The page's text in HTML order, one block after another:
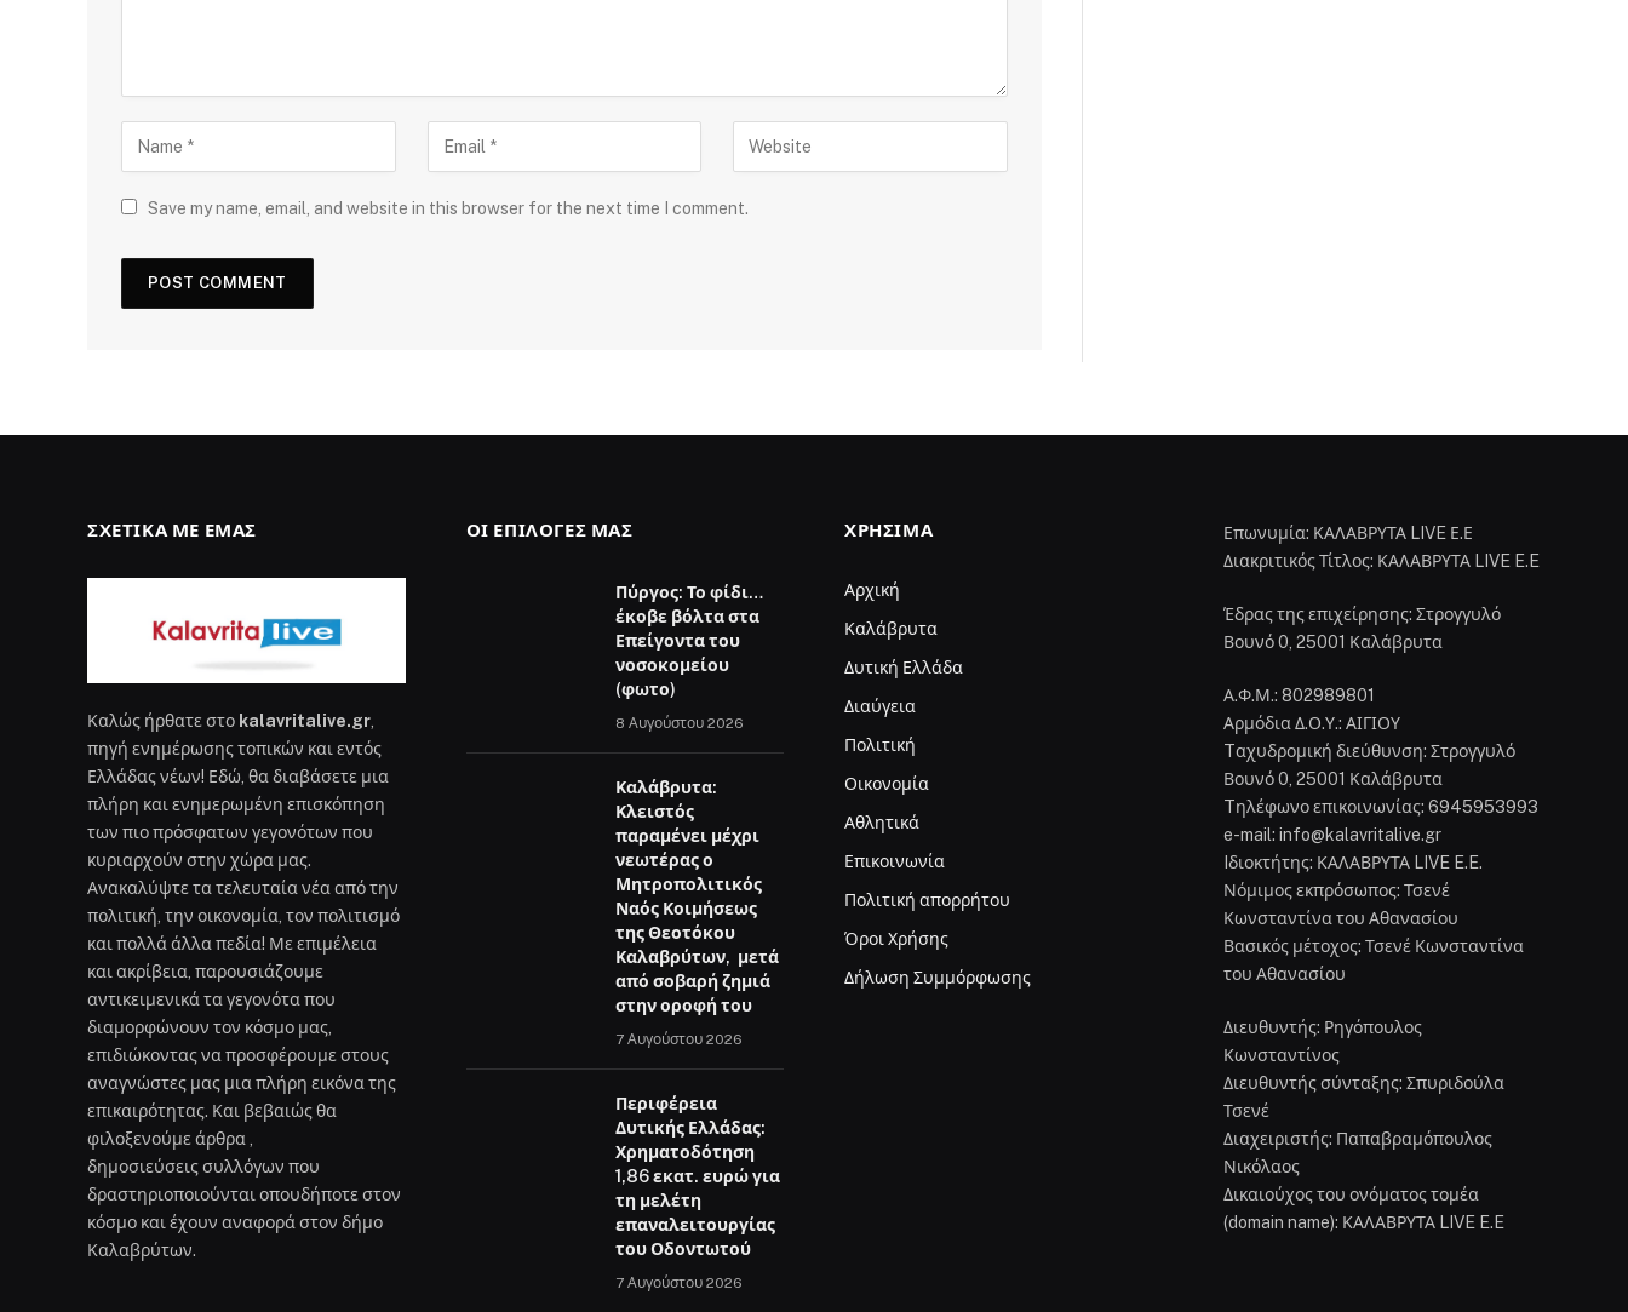
Save my name, email, and website in this browser for the next time I comment.
ΣΧΕΤΙΚΆ ΜΕ ΕΜΆΣ
Καλώς ήρθατε στο kalavritalive.gr
πηγή ενημέρωσης τοπικών και εντός
Ελλάδας νέων! Εδώ, θα διαβάσετε μια
πλήρη και ενημερωμένη επισκόπηση
των πιο πρόσφατων γεγονότων που
κυριαρχούν στην χώρα μας.
Ανακαλύψτε τα τελευταία νέα από την
πολιτική, την οικονομία, τον πολιτισμό
και πολλά άλλα πεδία! Με επιμέλεια
και ακρίβεια, παρουσιάζουμε
αντικειμενικά τα γεγονότα που
διαμορφώνουν τον κόσμο μας,
επιδιώκοντας να προσφέρουμε στους
αναγνώστες μας μια πλήρη εικόνα της
επικαιρότητας. Και βεβαιώς θα
φιλοξενούμε άρθρα ,
δημοσιεύσεις συλλόγων που
δραστηριοποιούνται οπουδήποτε στον
κόσμο και έχουν αναφορά στον δήμο
Καλαβρύτων.
ΟΙ ΕΠΙΛΟΓΈΣ ΜΑΣ
Πύργος: Το φίδι…
έκοβε βόλτα στα
Επείγοντα του
νοσοκομείου
(φωτο)
8 Αυγούστου 2026
Καλάβρυτα:
Κλειστός
παραμένει μέχρι
νεωτέρας ο
Μητροπολιτικός
Ναός Κοιμήσεως
της Θεοτόκου
Καλαβρύτων, μετά
από σοβαρή ζημιά
στην οροφή του
7 Αυγούστου 2026
Περιφέρεια
Δυτικής Ελλάδας:
Χρηματοδότηση
1,86 εκατ. ευρώ για
τη μελέτη
επαναλειτουργίας
του Οδοντωτού
7 Αυγούστου 2026
ΧΡΉΣΙΜΑ
Αρχική
Καλάβρυτα
Δυτική Ελλάδα
Διαύγεια
Πολιτική
Οικονομία
Αθλητικά
Επικοινωνία
Πολιτική απορρήτου
Όροι Χρήσης
Δήλωση Συμμόρφωσης
Επωνυμία: ΚΑΛΑΒΡΥΤΑ LIVE Ε.Ε
Διακριτικός Τίτλος: ΚΑΛΑΒΡΥΤΑ LIVE E.E
Έδρας της επιχείρησης: Στρογγυλό
Βουνό 0, 25001 Καλάβρυτα
Α.Φ.Μ.: 802989801
Αρμόδια Δ.Ο.Υ.: ΑΙΓΙΟΥ
Tαχυδρομική διεύθυνση: Στρογγυλό
Βουνό 0, 25001 Καλάβρυτα
Tηλέφωνο επικοινωνίας: 6945953993
e-mail: info@kalavritalive.gr
Iδιοκτήτης: ΚΑΛΑΒΡΥΤΑ LIVE E.E.
Νόμιμος εκπρόσωπος: Τσενέ
Κωνσταντίνα του Αθανασίου
Βασικός μέτοχος: Τσενέ Κωνσταντίνα
του Αθανασίου
Διευθυντής: Ρηγόπουλος
Κωνσταντίνος
Διευθυντής σύνταξης: Σπυριδούλα
Τσενέ
Διαχειριστής: Παπαβραμόπουλος
Νικόλαος
Δικαιούχος του ονόματος τομέα
(domain name): ΚΑΛΑΒΡΥΤΑ LIVE E.E